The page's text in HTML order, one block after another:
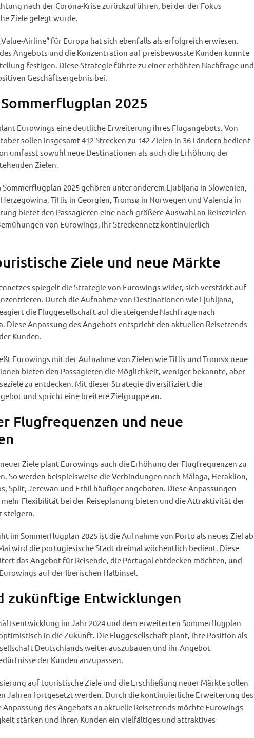
nach der Corona-Krise zurückzuführen, bei der der Fokus
Ziele gelegt wurde.
Airline“ für Europa hat sich ebenfalls als erfolgreich erwiesen.
Angebots und die Konzentration auf preisbewusste Kunden konnte
festigen. Diese Strategie führte zu einer erhöhten Nachfrage und
Geschäftsergebnis bei.
2025
Eurowings eine deutliche Erweiterung ihres Flugangebots. Von
sollen insgesamt 412 Strecken zu 142 Zielen in 36 Ländern bedient
umfasst sowohl neue Destinationen als auch die Erhöhung der
Zielen.
Sommerflugplan 2025 gehören unter anderem Ljubljana in Slowenien,
Tiflis in Georgien, Tromsø in Norwegen und Valencia in
bietet den Passagieren eine noch größere Auswahl an Reisezielen
von Eurowings, ihr Streckennetz kontinuierlich
Ziele und neue Märkte
spiegelt die Strategie von Eurowings wider, sich verstärkt auf
Durch die Aufnahme von Destinationen wie Ljubljana,
die Fluggesellschaft auf die steigende Nachfrage nach
Diese Anpassung des Angebots entspricht den aktuellen Reisetrends
Kunden.
Eurowings mit der Aufnahme von Zielen wie Tiflis und Tromsø neue
bieten den Passagieren die Möglichkeit, weniger bekannte, aber
zu entdecken. Mit dieser Strategie diversifiziert die
und spricht eine breitere Zielgruppe an.
Flugfrequenzen und neue
Ziele plant Eurowings auch die Erhöhung der Flugfrequenzen zu
So werden beispielsweise die Verbindungen nach Málaga, Heraklion,
Split, Jerewan und Erbil häufiger angeboten. Diese Anpassungen
mehr Flexibilität bei der Reiseplanung bieten und die Attraktivität der
steigern.
im Sommerflugplan 2025 ist die Aufnahme von Porto als neues Ziel ab
wird die portugiesische Stadt dreimal wöchentlich bedient. Diese
das Angebot für Reisende, die Portugal entdecken möchten, und
auf der Iberischen Halbinsel.
zukünftige Entwicklungen
im Jahr 2024 und dem erweiterten Sommerflugplan
in die Zukunft. Die Fluggesellschaft plant, ihre Position als
Deutschlands weiter auszubauen und ihr Angebot
der Kunden anzupassen.
auf touristische Ziele und die Erschließung neuer Märkte sollen
Jahren fortgesetzt werden. Durch die kontinuierliche Erweiterung des
Anpassung des Angebots an aktuelle Reisetrends möchte Eurowings
stärken und ihren Kunden ein vielfältiges und attraktives